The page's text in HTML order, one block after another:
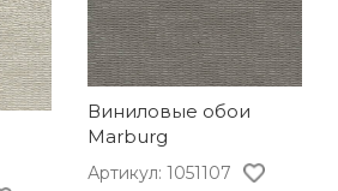
Виниловые обои
Marburg
Артикул: 1051107